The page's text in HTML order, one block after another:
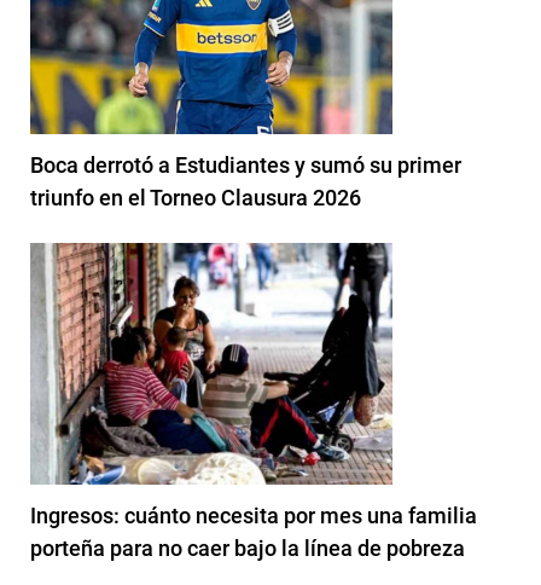
Boca derrotó a Estudiantes y sumó su primer
triunfo en el Torneo Clausura 2026
Ingresos: cuánto necesita por mes una familia
porteña para no caer bajo la línea de pobreza